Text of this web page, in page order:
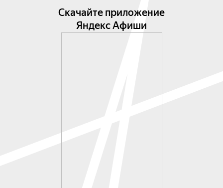
Скачайте приложение
Яндекс Афиши